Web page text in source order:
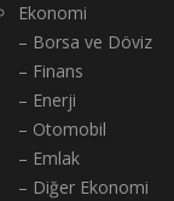
Ekonomi
– Borsa ve Döviz
– Finans
– Enerji
– Otomobil
– Emlak
– Diğer Ekonomi